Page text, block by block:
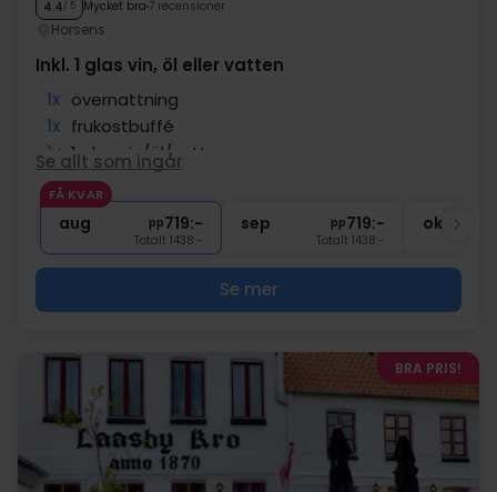
4.4/ 5 Mycket bra 7 recensioner
Horsens
Inkl. 1 glas vin, öl eller vatten
1x övernattning
1x frukostbuffé
1x 1 glas vin/öl/vatten
∞ kaffe att ta med
∞ Gratis Wi-Fi
Se allt som ingår
FÅ KVAR
aug pp719:-
Totalt 1438:-
sep pp719:-
Totalt 1438:-
okt
Se mer
BRA PRIS!